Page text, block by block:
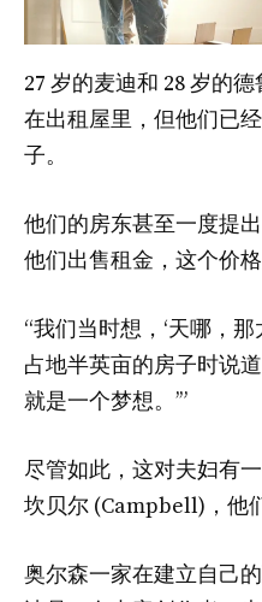
27 岁的麦迪和 28 岁的
在出租屋里，但他们已
子。
他们的房东甚至一度提
他们出售租金，这个价
“我们当时想，‘天哪，
占地半英亩的房子时说
就是一个梦想。’”
尽管如此，这对夫妇有
坎贝尔 (Campbell)，他
奥尔森一家在建立自己